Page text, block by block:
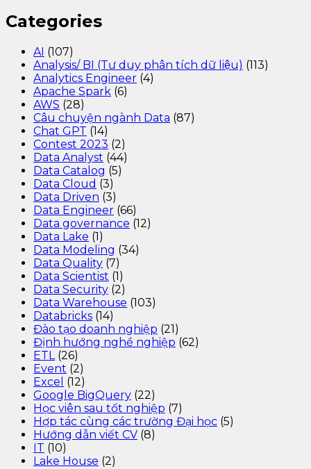
Categories
AI (107)
Analysis/ BI (Tư duy phân tích dữ liệu) (113)
Analytics Engineer (4)
Apache Spark (6)
AWS (28)
Câu chuyện ngành Data (87)
Chat GPT (14)
Contest 2023 (2)
Data Analyst (44)
Data Catalog (5)
Data Cloud (3)
Data Driven (3)
Data Engineer (66)
Data governance (12)
Data Lake (1)
Data Modeling (34)
Data Quality (7)
Data Scientist (1)
Data Security (2)
Data Warehouse (103)
Databricks (14)
Đào tạo doanh nghiệp (21)
Định hướng nghề nghiệp (62)
ETL(26)
Event (2)
Excel (12)
Google BigQuery (22)
Học viên sau tốt nghiệp (7)
Hợp tác cùng các trường Đại học (5)
Hướng dẫn viết CV (8)
IT (10)
Lake House (2)